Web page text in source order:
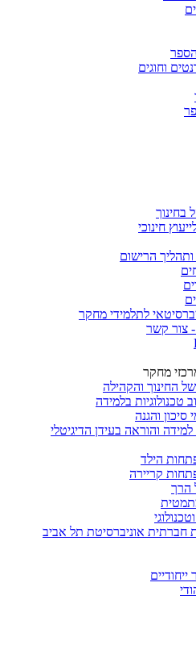
וחוגים
בחינוך
חינוכי
הרישום
לתלמידי מחקר
צור קשר
מחקר
של החינוך והקהילה
בלמידה
והגנה
והוראה בעידן הדיגיטלי
הילד
קריירה
הרך
אוניברסיטת תל אביב